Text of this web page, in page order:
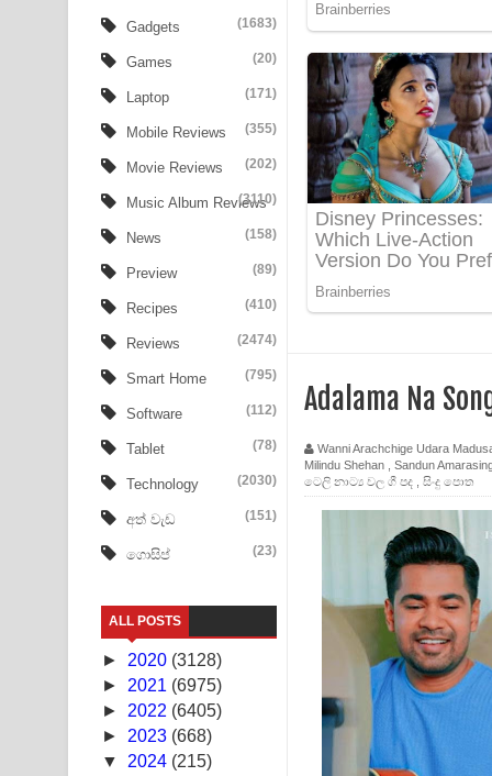
Katakara Song Lyrics - කටකාර ගීතයේ පද පෙළ
Tharu Yaye Dilena Song Lyrics - තරු යායේ
Ow Man Sosa Song Lyrics - ඔව් මං සෝසා ගීතයේ
Heavy Weight Song Lyrics
Aye Lanweela Song Lyrics - ආයේ ලංවීලා ගීතයේ
Ala purannata Song Lyrics - ආල පුරන්නට ගීතයේ පද
Apa Hamuwee Song Lyrics - අප හමුවී ගීතයේ පද පෙළ
PATHINIYE Song Lyrics - පතිනියනේ ගීතයේ පද පෙළ
Sorry Sir Song Lyrics - සොරි සර් ගීතයේ පද පෙළ
Mathaka Aluthin Liyanna Song Lyrics - මතක
Sandak Awith Song Lyrics - සඳක් ඇවිත් ගීතයේ පද
Swetha Sande Song Lyrics - ශ්වේත සඳේ ගීතයේ පද
Ma Igili Giya Lyrics - මා ඉගිලී ගියා ගීතයේ පද පෙළ
Ras Balan Song Lyrics - රැස් බලන් ගීතයේ පද පෙළ
Hoda sihiyen Song Lyrics - හොද සිහියෙන් ගීතයේ පද
Gadgets (1683)
Games (20)
Laptop (171)
Mobile Reviews (355)
Movie Reviews (202)
Music Album Reviews
(3110)
News (158)
Preview (89)
Recipes (410)
Reviews (2474)
Smart Home (795)
Software (112)
Tablet (78)
Technology (2030)
අත් වැඩ (151)
ගොසිප් (23)
ALL POSTS
► 2020 (3128)
► 2021 (6975)
► 2022 (6405)
► 2023 (668)
▼ 2024 (215)
Adalama Na
Wanni Arachchige Udara
Milindu Shehan
Sandun
ටෙලි නාට්‍ය වල ගී පද
සිංදු පොත